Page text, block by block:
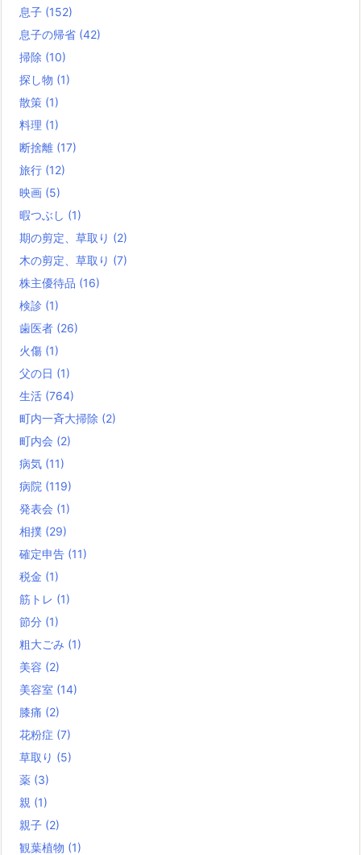
息子 (152)
息子の帰省 (42)
掃除 (10)
探し物 (1)
散策 (1)
料理 (1)
断捨離 (17)
旅行 (12)
映画 (5)
暇つぶし (1)
期の剪定、草取り (2)
木の剪定、草取り (7)
株主優待品 (16)
検診 (1)
歯医者 (26)
火傷 (1)
父の日 (1)
生活 (764)
町内一斉大掃除 (2)
町内会 (2)
病気 (11)
病院 (119)
発表会 (1)
相撲 (29)
確定申告 (11)
税金 (1)
筋トレ (1)
節分 (1)
粗大ごみ (1)
美容 (2)
美容室 (14)
膝痛 (2)
花粉症 (7)
草取り (5)
薬 (3)
親 (1)
親子 (2)
観葉植物 (1)